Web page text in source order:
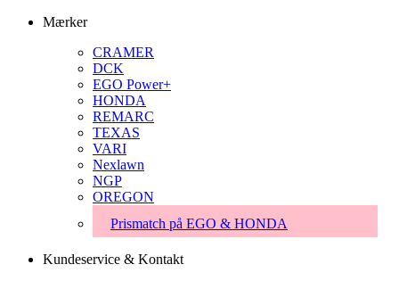
Mærker
CRAMER
DCK
EGO Power+
HONDA
REMARC
TEXAS
VARI
Nexlawn
NGP
OREGON
Prismatch på EGO & HONDA
Kundeservice & Kontakt